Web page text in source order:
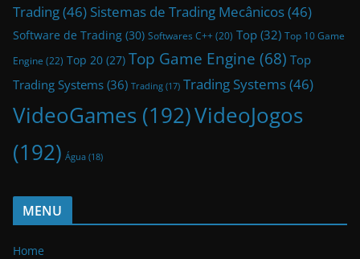
Trading(46) Sistemas de Trading Mecânicos(46)
Software de Trading (30) Softwares C++ (20) Top (32) Top 10 Game
Engine (22) Top 20 (27) Top Game Engine (68) Top
Trading Systems (36) Trading (17) Trading Systems(46)
VideoGames (192)VideoJogos
(192) Água (18)
MENU
Home